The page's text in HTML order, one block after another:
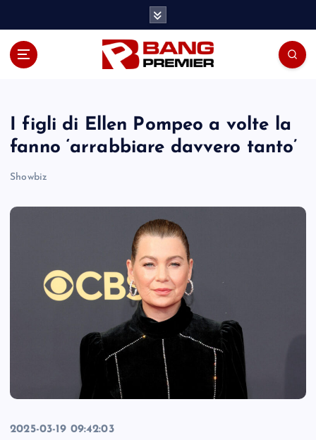
I figli di Ellen Pompeo a volte la
fanno ‘arrabbiare davvero tanto’
Showbiz
2025-03-19 09:42:03